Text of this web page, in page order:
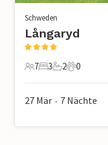
Schweden
Långaryd
7 Gäste
7
3 Schlafzimmer
3
2 Badezimmer
2
0 Haustiere
0
27 Mär • 7 Nächte